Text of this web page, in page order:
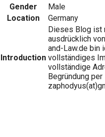
Gender
Male
Location
Germany
Introduction
Dieses Blog ist
ausdrücklich
and-Law.de bin
vollständiges
vollständige
Begründung